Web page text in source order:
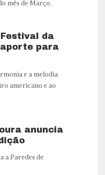
mês de Março.
da
para
e a melodia
americano e ao
anuncia
a Paredes de